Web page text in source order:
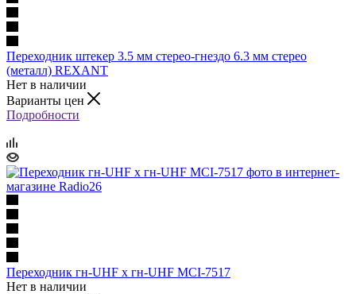
Переходник штекер 3.5 мм стерео-гнездо 6.3 мм стерео
(металл) REXANT
Нет в наличии
Варианты цен
Подробности
Переходник гн-UHF x гн-UHF MCI-7517
Нет в наличии